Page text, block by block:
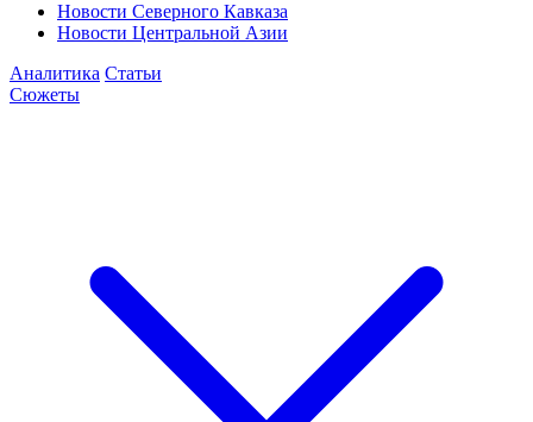
Новости Северного Кавказа
Новости Центральной Азии
Аналитика Статьи
Сюжеты